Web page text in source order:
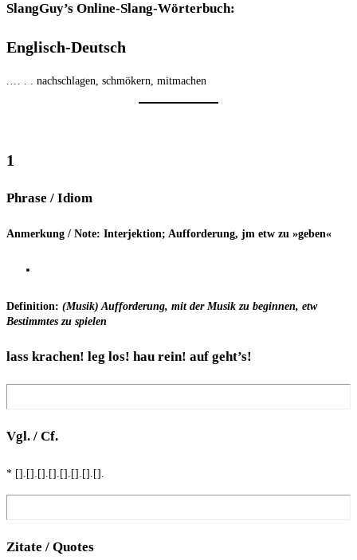
SlangGuy’s Online-Slang-Wör­ter­buch:
Eng­lisch-Deutsch
.… . . nach­schla­gen, schmö­kern, mitmachen
1
Phra­se / Idiom
Anmer­kung / Note: Inter­jek­ti­on; Auf­for­de­rung, jm etw zu »geben«
Defi­ni­ti­on: (Musik) Auf­for­de­rung, mit der Musik zu begin­nen, etw
Bestimm­tes zu spie­len
lass kra­chen! leg los! hau rein! auf geht’s!
Vgl. / Cf.
* [].[].[].[].[].[].[].[].
Zita­te / Quotes